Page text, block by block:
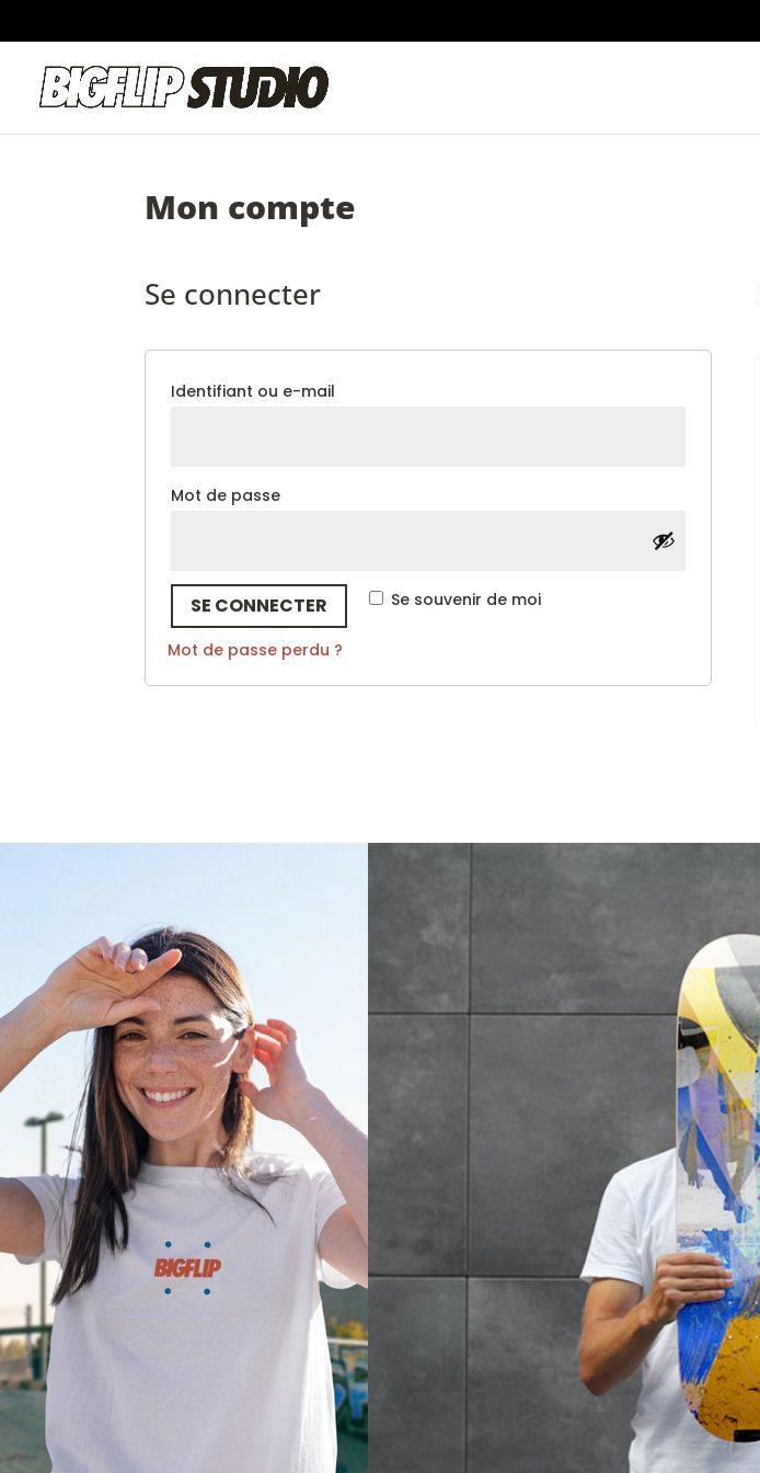
Mon compte
Se connecter
Identifiant ou e-mail
Mot de passe
Se souvenir de moi
SE CONNECTER
Mot de passe perdu ?